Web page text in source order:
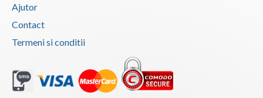
Ajutor
Contact
Termeni si conditii